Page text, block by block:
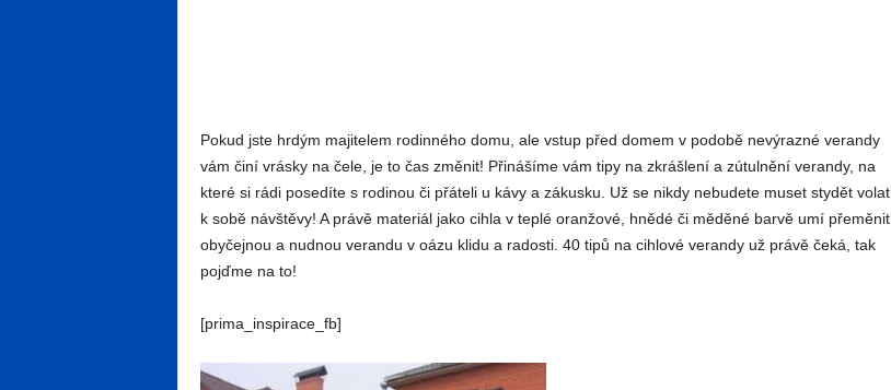
Pokud jste hrdým majitelem rodinného domu, ale vstup před domem v podobě nevýrazné verandy
vám činí vrásky na čele, je to čas změnit! Přinášíme vám tipy na zkrášlení a zútulnění verandy, na
které si rádi posedíte s rodinou či přáteli u kávy a zákusku. Už se nikdy nebudete muset stydět volat
k sobě návštěvy! A právě materiál jako cihla v teplé oranžové, hnědé či měděné barvě umí přeměnit
obyčejnou a nudnou verandu v oázu klidu a radosti. 40 tipů na cihlové verandy už právě čeká, tak
pojďme na to!
[prima_inspirace_fb]